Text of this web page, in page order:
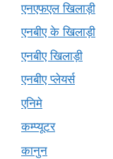
एनएफएल खिलाड़ी
एनबीए के खिलाड़ी
एनबीए खिलाड़ी
एनबीए प्लेयर्स
एनिमे
कम्प्यूटर
कानुन